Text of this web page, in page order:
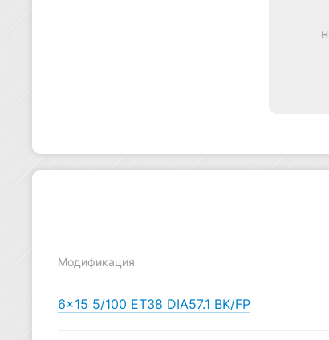
Модификация
6×15 5/100 ET38 DIA57.1 BK/FP